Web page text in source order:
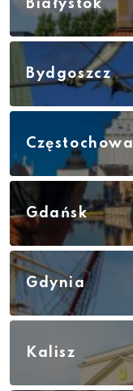
Białystok
Bydgoszcz
Częstochowa
Gdańsk
Gdynia
Kalisz